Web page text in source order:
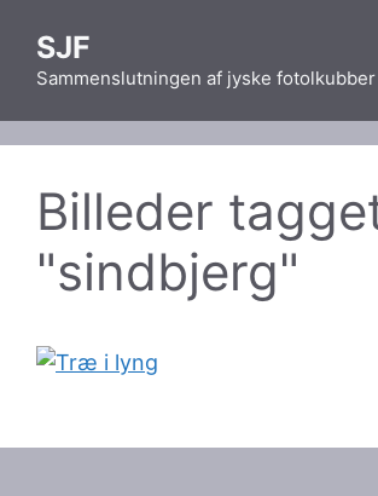
indhold
SJF
Sammenslutningen af jyske fotolkubber
Billeder
"sindbjerg"